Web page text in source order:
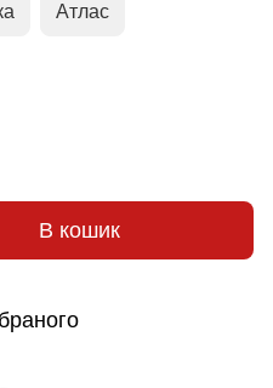
Атлас
В кошик